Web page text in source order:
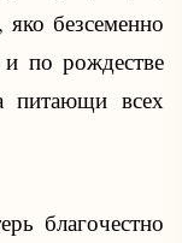
безсеменно
по рождестве
питающи всех
благочестно